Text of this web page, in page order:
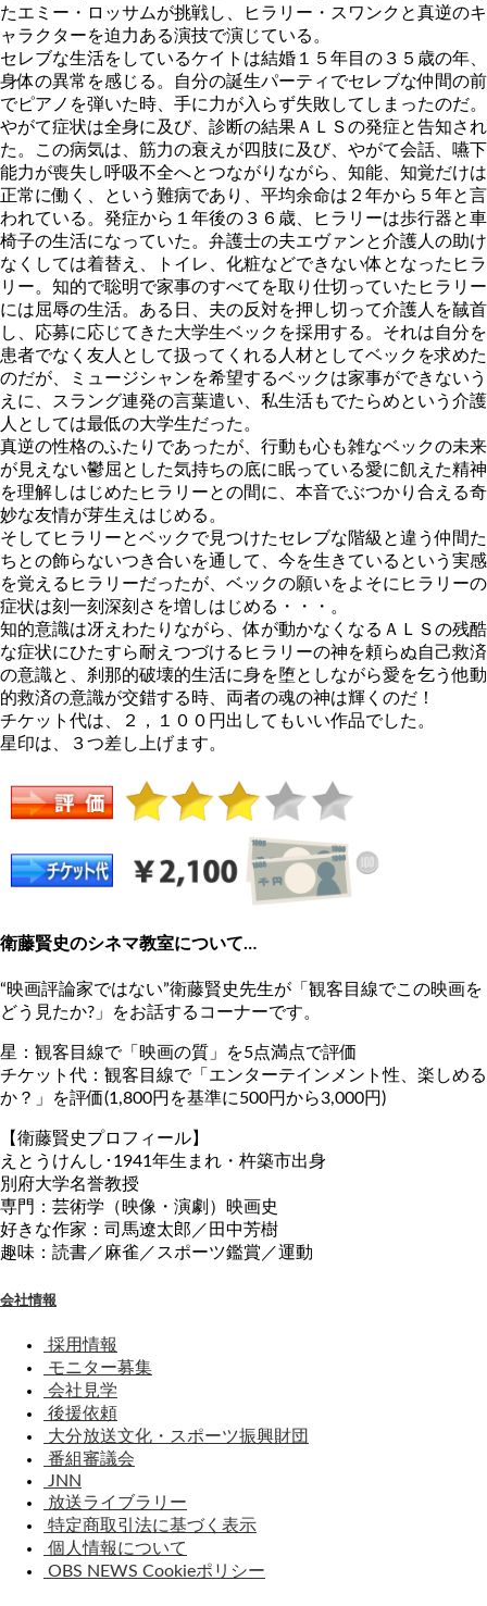
たエミー・ロッサムが挑戦し、ヒラリー・スワンクと真逆のキ
ャラクターを迫力ある演技で演じている。
セレブな生活をしているケイトは結婚１５年目の３５歳の年、
身体の異常を感じる。自分の誕生パーティでセレブな仲間の前
でピアノを弾いた時、手に力が入らず失敗してしまったのだ。
やがて症状は全身に及び、診断の結果ＡＬＳの発症と告知され
た。この病気は、筋力の衰えが四肢に及び、やがて会話、嚥下
能力が喪失し呼吸不全へとつながりながら、知能、知覚だけは
正常に働く、という難病であり、平均余命は２年から５年と言
われている。発症から１年後の３６歳、ヒラリーは歩行器と車
椅子の生活になっていた。弁護士の夫エヴァンと介護人の助け
なくしては着替え、トイレ、化粧などできない体となったヒラ
リー。知的で聡明で家事のすべてを取り仕切っていたヒラリー
には屈辱の生活。ある日、夫の反対を押し切って介護人を馘首
し、応募に応じてきた大学生ベックを採用する。それは自分を
患者でなく友人として扱ってくれる人材としてベックを求めた
のだが、ミュージシャンを希望するベックは家事ができないう
えに、スラング連発の言葉遣い、私生活もでたらめという介護
人としては最低の大学生だった。
真逆の性格のふたりであったが、行動も心も雑なベックの未来
が見えない鬱屈とした気持ちの底に眠っている愛に飢えた精神
を理解しはじめたヒラリーとの間に、本音でぶつかり合える奇
妙な友情が芽生えはじめる。
そしてヒラリーとベックで見つけたセレブな階級と違う仲間た
ちとの飾らないつき合いを通して、今を生きているという実感
を覚えるヒラリーだったが、ベックの願いをよそにヒラリーの
症状は刻一刻深刻さを増しはじめる・・・。
知的意識は冴えわたりながら、体が動かなくなるＡＬＳの残酷
な症状にひたすら耐えつづけるヒラリーの神を頼らぬ自己救済
の意識と、刹那的破壊的生活に身を堕としながら愛を乞う他動
的救済の意識が交錯する時、両者の魂の神は輝くのだ！
チケット代は、２，１００円出してもいい作品でした。
星印は、３つ差し上げます。
衛藤賢史のシネマ教室について…
“映画評論家ではない”衛藤賢史先生が「観客目線でこの映画を
どう見たか?」をお話するコーナーです。
星：観客目線で「映画の質」を5点満点で評価
チケット代：観客目線で「エンターテインメント性、楽しめる
か？」を評価(1,800円を基準に500円から3,000円)
【衛藤賢史プロフィール】
えとうけんし･1941年生まれ・杵築市出身
別府大学名誉教授
専門：芸術学（映像・演劇）映画史
好きな作家：司馬遼太郎／田中芳樹
趣味：読書／麻雀／スポーツ鑑賞／運動
会社情報
採用情報
モニター募集
会社見学
後援依頼
大分放送文化・スポーツ振興財団
番組審議会
JNN
放送ライブラリー
特定商取引法に基づく表示
個人情報について
OBS NEWS Cookieポリシー